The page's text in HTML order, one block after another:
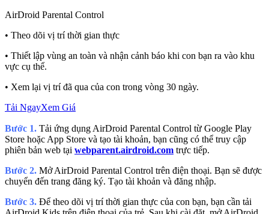
AirDroid Parental Control
• Theo dõi vị trí thời gian thực
• Thiết lập vùng an toàn và nhận cảnh báo khi con bạn ra vào khu
vực cụ thể.
• Xem lại vị trí đã qua của con trong vòng 30 ngày.
Tải NgayXem Giá
Bước 1. Tải ứng dụng AirDroid Parental Control từ Google Play
Store hoặc App Store và tạo tài khoản, bạn cũng có thể truy cập
phiên bản web tại webparent.airdroid.com trực tiếp.
Bước 2. Mở AirDroid Parental Control trên điện thoại. Bạn sẽ được
chuyển đến trang đăng ký. Tạo tài khoản và đăng nhập.
Bước 3. Để theo dõi vị trí thời gian thực của con bạn, bạn cần tải